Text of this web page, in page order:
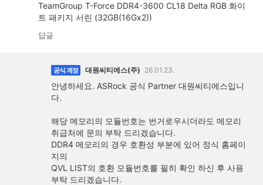
TeamGroup T-Force DDR4-3600 CL18 Delta RGB 화이
트 패키지 서린 (32GB(16Gx2))
답글
공식 계정 대원씨티에스(주) 26.01.23.
안녕하세요. ASRock 공식 Partner 대원씨티에스입니
다.
해당 메모리의 모듈번호는 번거로우시더라도 메모리
취급처에 문의 부탁 드리겠습니다.
DDR4 메모리의 경우 호환성 부분에 있어 정식 홈페이
지의
QVL LIST의 호환 모듈번호를 필히 확인 하신 후 사용
부탁 드리겠습니다.